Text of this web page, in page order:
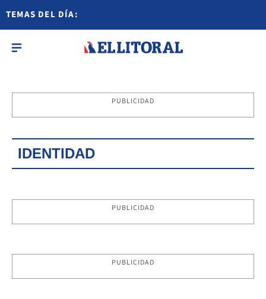
TEMAS DEL DÍA:
PUBLICIDAD
IDENTIDAD
PUBLICIDAD
PUBLICIDAD